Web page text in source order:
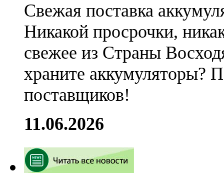
Свежая поставка
Никакой просрочки,
свежее из Страны
храните аккумуляторы?
поставщиков!
11.06.2026